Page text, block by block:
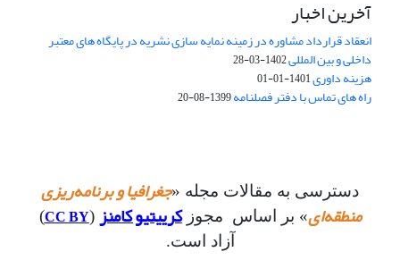
آخرین اخبار
انعقاد قرارداد مشاوره در زمینه نمایه سازی نشریه در پایگاه های معتبر
داخلی و بین المللی1402-03-28
هزینه داوری1401-01-01
راه های تماس با دفتر فصلنامه1399-08-20
دسترسی به مقالات مجله «جغرافیا و برنامه‌ریزی
منطقه‌ای» بر اساس مجوزکرییتیو کامنز (
CC BY
)
آزاد است.